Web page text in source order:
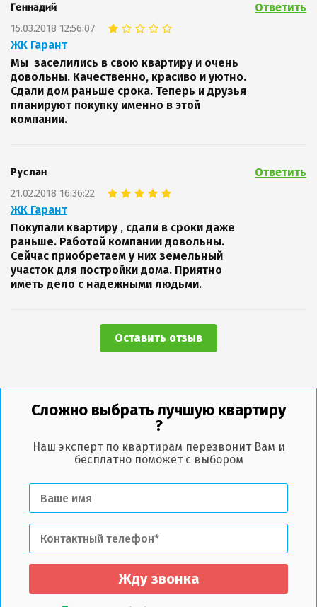
Геннадий
15.03.2018 12:56:07
ЖК Гарант
Ответить
Мы заселились в свою квартиру и очень
довольны. Качественно, красиво и уютно.
Сдали дом раньше срока. Теперь и друзья
планируют покупку именно в этой
компании.
Руслан
21.02.2018 16:36:22
ЖК Гарант
Ответить
Покупали квартиру , сдали в сроки даже
раньше. Работой компании довольны.
Сейчас приобретаем у них земельный
участок для постройки дома. Приятно
иметь дело с надежными людьми.
Оставить отзыв
Сложно выбрать лучшую квартиру
?
Наш эксперт по квартирам перезвонит Вам и
бесплатно поможет с выбором
Жду звонка